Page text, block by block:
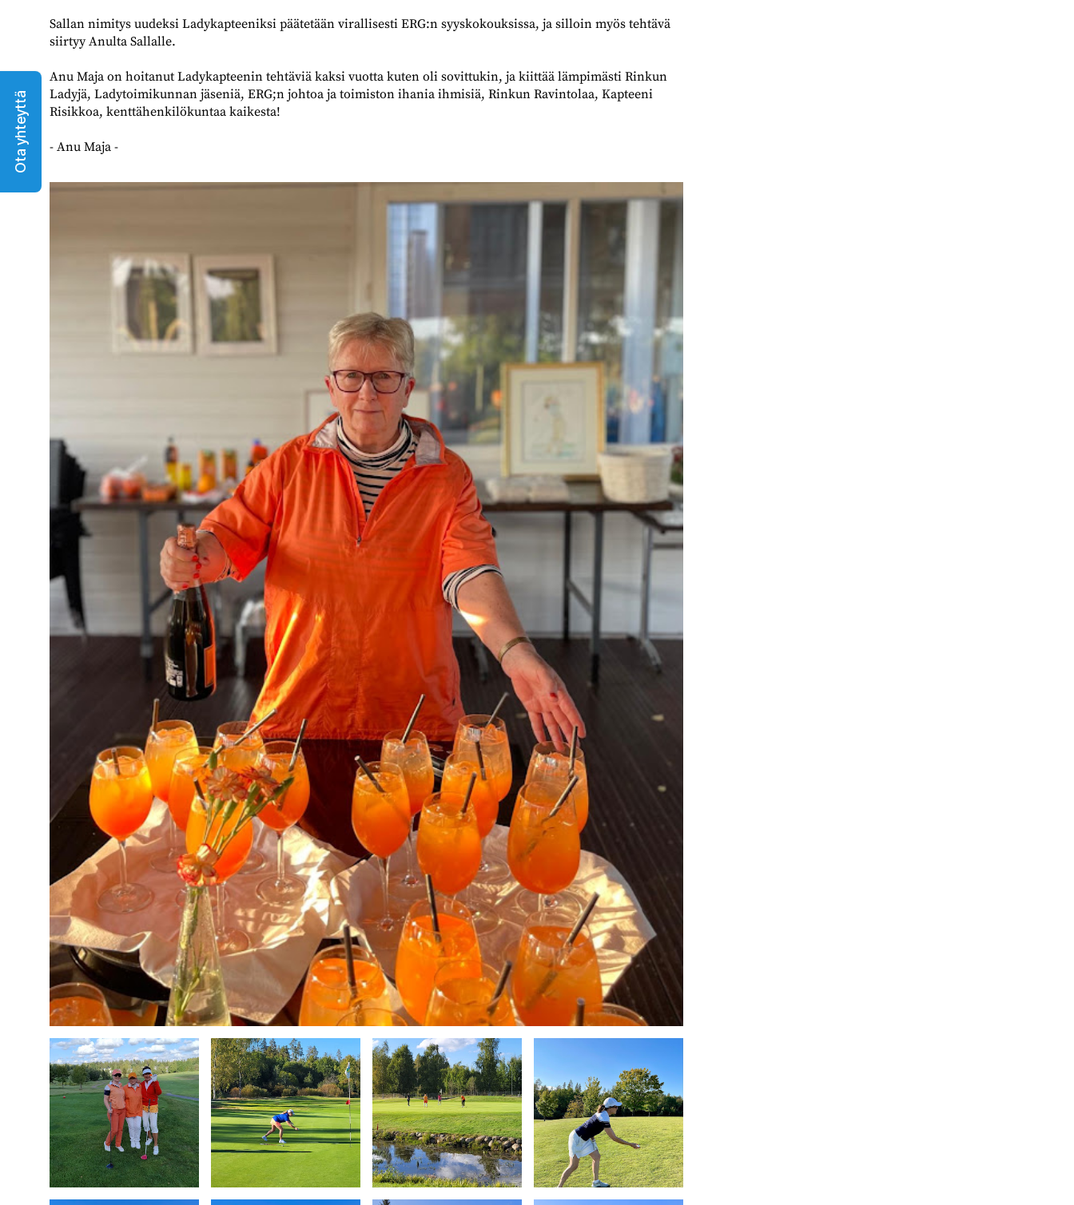
Ota yhteyttä
Sallan nimitys uudeksi Ladykapteeniksi päätetään virallisesti ERG:n syyskokouksissa, ja silloin myös tehtävä
siirtyy Anulta Sallalle.
Anu Maja on hoitanut Ladykapteenin tehtäviä kaksi vuotta kuten oli sovittukin, ja kiittää lämpimästi Rinkun
Ladyjä, Ladytoimikunnan jäseniä, ERG;n johtoa ja toimiston ihania ihmisiä, Rinkun Ravintolaa, Kapteeni
Risikkoa, kenttähenkilökuntaa kaikesta!
- Anu Maja -